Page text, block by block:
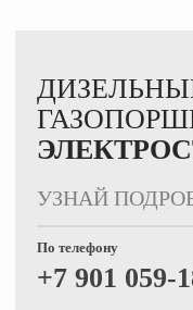
УЗНАЙ
По телефону
+7 901 059-